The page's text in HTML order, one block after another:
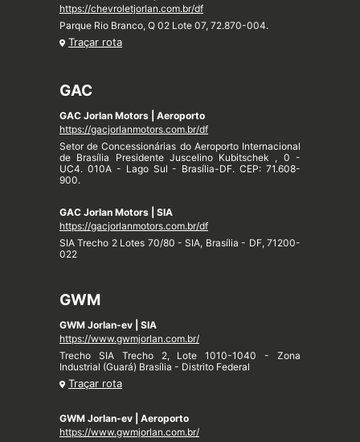
https://chevroletjorlan.com.br/df
Parque Rio Branco, Q 02 Lote 07, 72.870-004.
Traçar rota
GAC
GAC Jorlan Motors | Aeroporto
https://gacjorlanmotors.com.br/df
Setor de Concessionárias do Aeroporto Internacional
de Brasília Presidente Juscelino Kubitschek , 0 -
UC4. 010A - Lago Sul - Brasília-DF. CEP: 71.608-
900.
GAC Jorlan Motors | SIA
https://gacjorlanmotors.com.br/df
SIA Trecho 2 Lotes 70/80 - SIA, Brasília - DF, 71200-
022
GWM
GWM Jorlan-ev | SIA
https://www.gwmjorlan.com.br/
Trecho SIA Trecho 2, Lote 1010-1040 - Zona
Industrial (Guará) Brasília - Distrito Federal
Traçar rota
GWM Jorlan-ev | Aeroporto
https://www.gwmjorlan.com.br/